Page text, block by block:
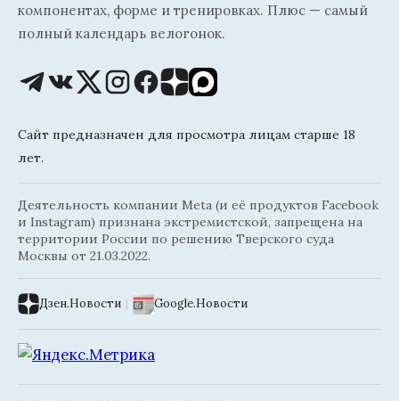
компонентах, форме и тренировках. Плюс — самый
полный календарь велогонок.
Сайт предназначен для просмотра лицам старше 18
лет.
Деятельность компании Meta (и её продуктов Facebook
и Instagram) признана экстремистской, запрещена на
территории России по решению Тверского суда
Москвы от 21.03.2022.
Дзен.Новости | Google.Новости